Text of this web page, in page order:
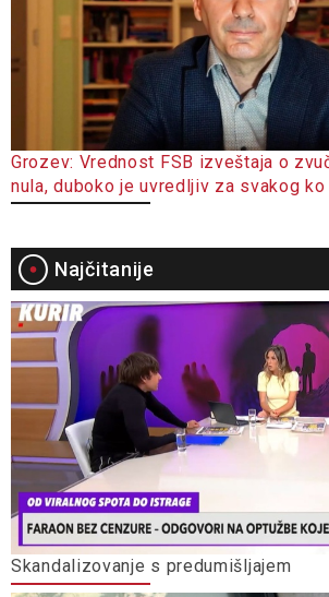
Grozev: Vrednost FSB izveštaja o
nula, duboko je uvredljiv za svakog
Najčitanije
Skandalizovanje s predumišljajem